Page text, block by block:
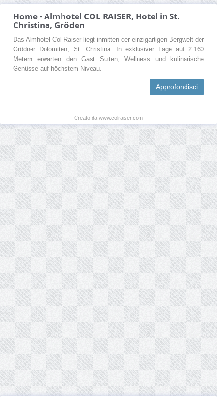
Home - Almhotel COL RAISER, Hotel in St.
Christina, Gröden
Das Almhotel Col Raiser liegt inmitten der einzigartigen Bergwelt der
Grödner Dolomiten, St. Christina. In exklusiver Lage auf 2.160
Metern erwarten den Gast Suiten, Wellness und kulinarische
Genüsse auf höchstem Niveau.
Approfondisci
Creato da www.colraiser.com